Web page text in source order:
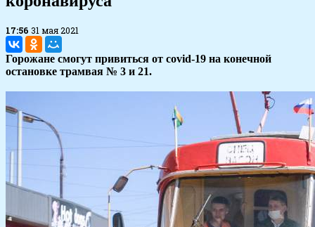
17:56 31 мая 2021
Горожане смогут привиться от covid-19 на конечной
остановке трамвая № 3 и 21.